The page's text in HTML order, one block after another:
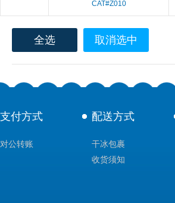
CAT#Z010
全选 取消选中
支付方式
对公转账
配送方式
干冰包裹
收货须知